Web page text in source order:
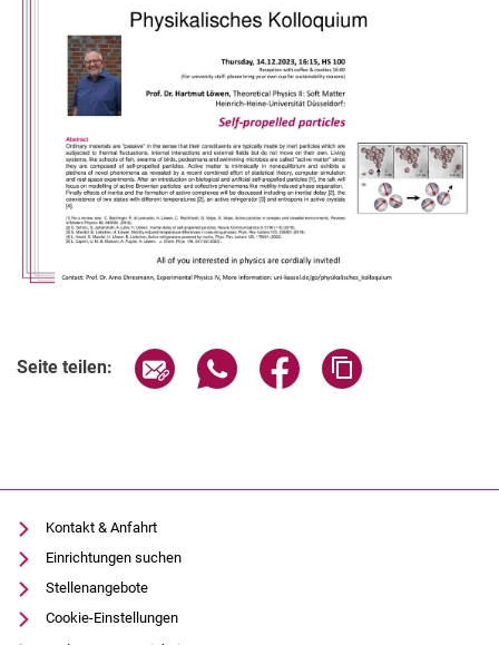
Seite teilen: Seite über E-Mail teilen
Seite über WhatsApp teilen
Seite über Facebook
Kontakt & Anfahrt
Einrichtungen suchen
Stellenangebote
Cookie-Einstellungen